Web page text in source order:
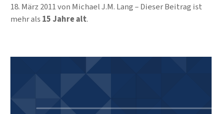
18. März 2011von Michael J.M. Lang
Dieser Beitrag ist
mehr als 15 Jahre alt.